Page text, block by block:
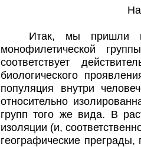
Итак, мы пришли к
монофилетической
соответствует
биологического
популяция внутри
относительно
групп того же вида. В
изоляции (и,
географические